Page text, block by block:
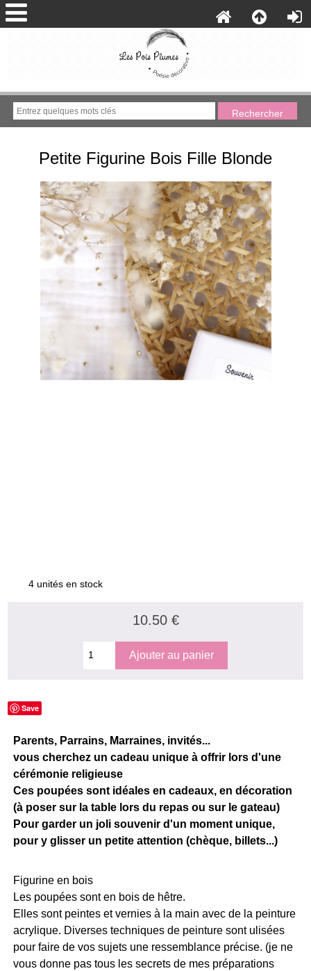
Petite Figurine Bois Fille Blonde
4 unités en stock
10.50 €
Save
Parents, Parrains, Marraines, invités...
vous cherchez un cadeau unique à offrir lors d'une
cérémonie religieuse
Ces poupées sont idéales en cadeaux, en décoration
(à poser sur la table lors du repas ou sur le gateau)
Pour garder un joli souvenir d'un moment unique,
pour y glisser un petite attention (chèque, billets...)
Figurine en bois
Les poupées sont en bois de hêtre.
Elles sont peintes et vernies à la main avec de la peinture
acrylique. Diverses techniques de peinture sont ulisées
pour faire de vos sujets une ressemblance précise. (je ne
vous donne pas tous les secrets de mes préparations